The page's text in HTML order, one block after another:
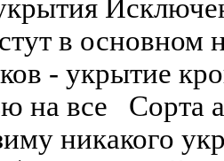
в
- укрытие
на все Сорта
никакого